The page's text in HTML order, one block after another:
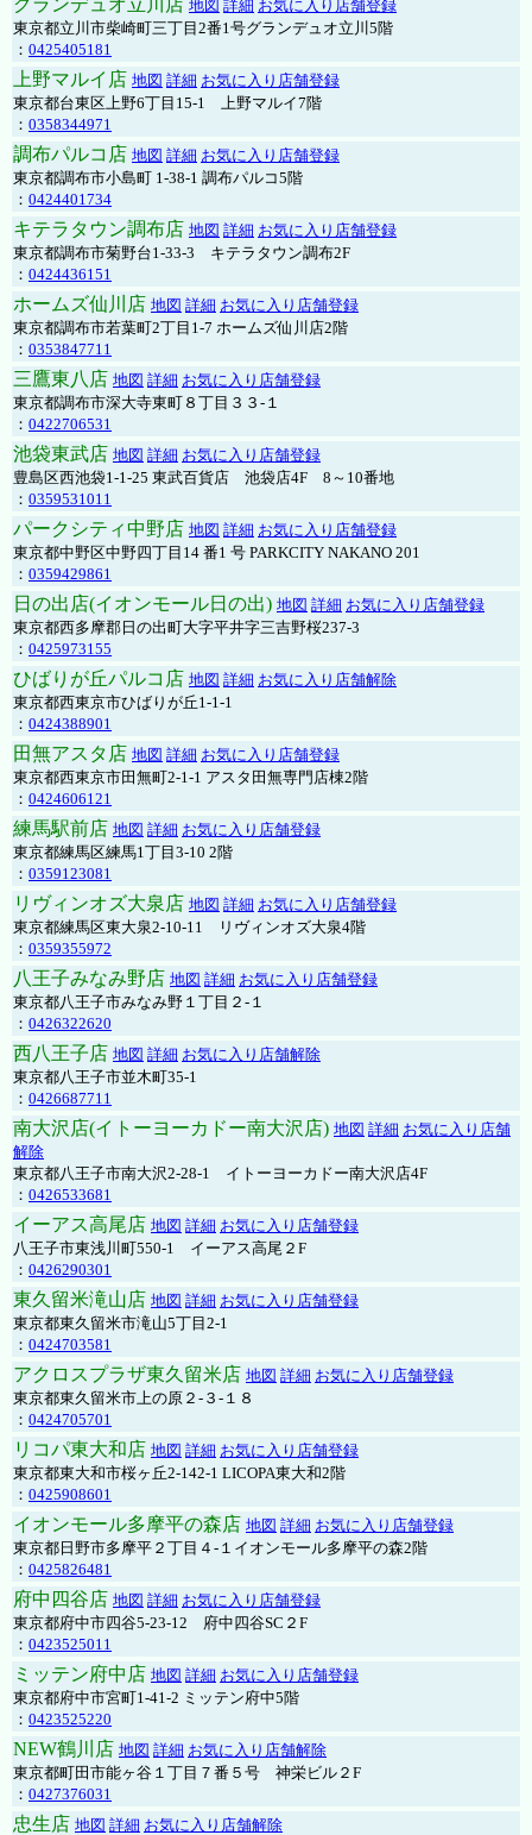
グランデュオ立川店 地図 詳細 お気に入り店舗登録
東京都立川市柴崎町三丁目2番1号グランデュオ立川5階
： 0425405181
上野マルイ店 地図 詳細 お気に入り店舗登録
東京都台東区上野6丁目15-1 上野マルイ7階
： 0358344971
調布パルコ店 地図 詳細 お気に入り店舗登録
東京都調布市小島町 1-38-1 調布パルコ5階
： 0424401734
キテラタウン調布店 地図 詳細 お気に入り店舗登録
東京都調布市菊野台1-33-3 キテラタウン調布2F
： 0424436151
ホームズ仙川店 地図 詳細 お気に入り店舗登録
東京都調布市若葉町2丁目1-7 ホームズ仙川店2階
： 0353847711
三鷹東八店 地図 詳細 お気に入り店舗登録
東京都調布市深大寺東町８丁目３３-１
： 0422706531
池袋東武店 地図 詳細 お気に入り店舗登録
豊島区西池袋1-1-25 東武百貨店 池袋店4F 8～10番地
： 0359531011
パークシティ中野店 地図 詳細 お気に入り店舗登録
東京都中野区中野四丁目14 番1 号 PARKCITY NAKANO 201
： 0359429861
日の出店(イオンモール日の出) 地図 詳細 お気に入り店舗登録
東京都西多摩郡日の出町大字平井字三吉野桜237-3
： 0425973155
ひばりが丘パルコ店 地図 詳細 お気に入り店舗解除
東京都西東京市ひばりが丘1-1-1
： 0424388901
田無アスタ店 地図 詳細 お気に入り店舗登録
東京都西東京市田無町2-1-1 アスタ田無専門店棟2階
： 0424606121
練馬駅前店 地図 詳細 お気に入り店舗登録
東京都練馬区練馬1丁目3-10 2階
： 0359123081
リヴィンオズ大泉店 地図 詳細 お気に入り店舗登録
東京都練馬区東大泉2-10-11 リヴィンオズ大泉4階
： 0359355972
八王子みなみ野店 地図 詳細 お気に入り店舗登録
東京都八王子市みなみ野１丁目２-１
： 0426322620
西八王子店 地図 詳細 お気に入り店舗解除
東京都八王子市並木町35-1
： 0426687711
南大沢店(イトーヨーカドー南大沢店) 地図 詳細 お気に入り店舗
解除
東京都八王子市南大沢2-28-1 イトーヨーカドー南大沢店4F
： 0426533681
イーアス高尾店 地図 詳細 お気に入り店舗登録
八王子市東浅川町550-1 イーアス高尾２F
： 0426290301
東久留米滝山店 地図 詳細 お気に入り店舗登録
東京都東久留米市滝山5丁目2-1
： 0424703581
アクロスプラザ東久留米店 地図 詳細 お気に入り店舗登録
東京都東久留米市上の原２-３-１８
： 0424705701
リコパ東大和店 地図 詳細 お気に入り店舗登録
東京都東大和市桜ヶ丘2-142-1 LICOPA東大和2階
： 0425908601
イオンモール多摩平の森店 地図 詳細 お気に入り店舗登録
東京都日野市多摩平２丁目４-１イオンモール多摩平の森2階
： 0425826481
府中四谷店 地図 詳細 お気に入り店舗登録
東京都府中市四谷5-23-12 府中四谷SC２F
： 0423525011
ミッテン府中店 地図 詳細 お気に入り店舗登録
東京都府中市宮町1-41-2 ミッテン府中5階
： 0423525220
NEW鶴川店 地図 詳細 お気に入り店舗解除
東京都町田市能ヶ谷１丁目７番５号 神栄ビル２F
： 0427376031
忠生店 地図 詳細 お気に入り店舗解除